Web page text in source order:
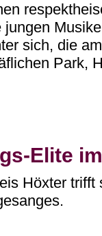
jungen
sich, die
Park,
Elite
Höxter